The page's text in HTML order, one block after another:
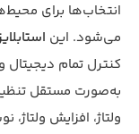
انتخاب‌ها برای
می‌شود. این
کنترل تمام دیجیتال
به‌صورت مستقل
ولتاژ، افزایش